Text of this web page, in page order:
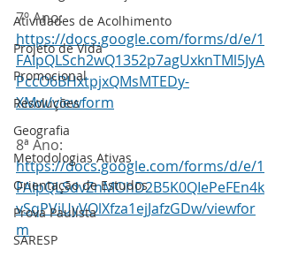
Atividades de Acolhimento
Projeto de Vida
Promocional
Resoluções
Geografia
Metodologias Ativas
Orientação de Estudos
Prova Paulista
SARESP
7º Ano:
https://docs.google.com/forms/d/e/1
FAIpQLSch2wQ1352p7agUxknTMl5JyA
PccO6BHxtpjxQMsMTEDy-
XMw/viewform
8ª Ano:
https://docs.google.com/forms/d/e/1
FAIpQLSdvZnMOhD2B5K0QIePeFEn4k
vSqPViUyVOlXfza1ejJafzGDw/viewfor
m